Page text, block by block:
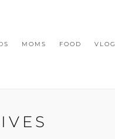
MOMS FOOD VLOG